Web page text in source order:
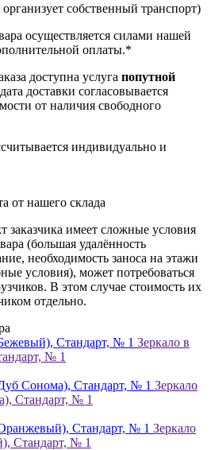
собственный транспорт)
осуществляется силами нашей
оплаты.*
доступна услуга попутной
доставки согласовывается
от наличия свободного
индивидуально и
от нашего склада
заказчика имеет сложные условия
(большая удалённость
необходимость заноса на этажи
условия), может потребоваться
В этом случае стоимость их
отдельно.
Зеркало в
№ 1
Зеркало
Стандарт, № 1
Зеркало
Стандарт, № 1